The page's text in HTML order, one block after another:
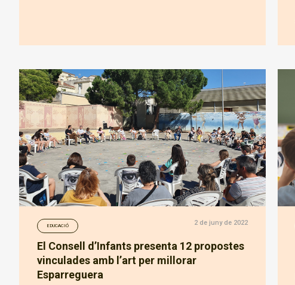
EDUCACIÓ 2 de juny de 2022
El Consell d’Infants presenta 12 propostes
vinculades amb l’art per millorar
Esparreguera